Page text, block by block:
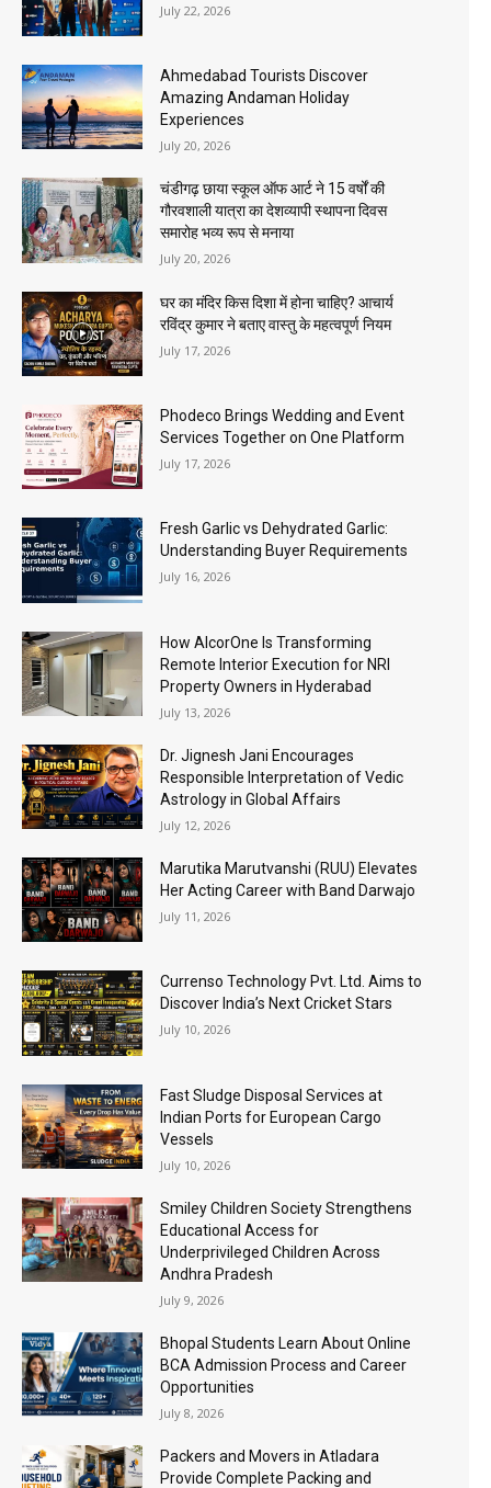
July 22, 2026
Ahmedabad Tourists Discover
Amazing Andaman Holiday
Experiences
July 20, 2026
चंडीगढ़ छाया स्कूल ऑफ आर्ट ने 15 वर्षों की
गौरवशाली यात्रा का देशव्यापी स्थापना दिवस
समारोह भव्य रूप से मनाया
July 20, 2026
घर का मंदिर किस दिशा में होना चाहिए? आचार्य
रविंद्र कुमार ने बताए वास्तु के महत्वपूर्ण नियम
July 17, 2026
Phodeco Brings Wedding and Event
Services Together on One Platform
July 17, 2026
Fresh Garlic vs Dehydrated Garlic:
Understanding Buyer Requirements
July 16, 2026
How AlcorOne Is Transforming
Remote Interior Execution for NRI
Property Owners in Hyderabad
July 13, 2026
Dr. Jignesh Jani Encourages
Responsible Interpretation of Vedic
Astrology in Global Affairs
July 12, 2026
Marutika Marutvanshi (RUU) Elevates
Her Acting Career with Band Darwajo
July 11, 2026
Currenso Technology Pvt. Ltd. Aims to
Discover India’s Next Cricket Stars
July 10, 2026
Fast Sludge Disposal Services at
Indian Ports for European Cargo
Vessels
July 10, 2026
Smiley Children Society Strengthens
Educational Access for
Underprivileged Children Across
Andhra Pradesh
July 9, 2026
Bhopal Students Learn About Online
BCA Admission Process and Career
Opportunities
July 8, 2026
Packers and Movers in Atladara
Provide Complete Packing and